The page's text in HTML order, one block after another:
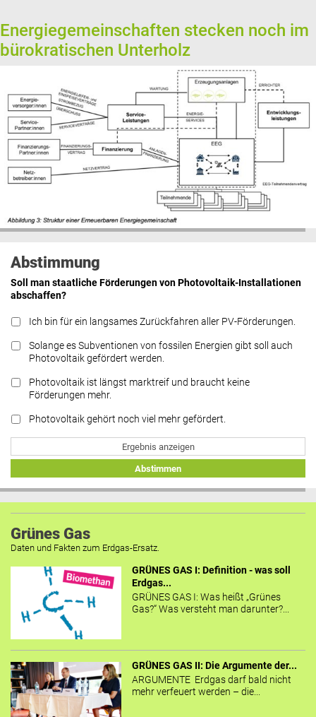
Energiegemeinschaften stecken noch im
bürokratischen Unterholz
Abstimmung
Soll man staatliche Förderungen von Photovoltaik-Installationen
abschaffen?
Ich bin für ein langsames Zurückfahren aller PV-Förderungen.
Solange es Subventionen von fossilen Energien gibt soll auch
Photovoltaik gefördert werden.
Photovoltaik ist längst marktreif und braucht keine
Förderungen mehr.
Photovoltaik gehört noch viel mehr gefördert.
Ergebnis anzeigen
Abstimmen
Grünes Gas
Daten und Fakten zum Erdgas-Ersatz.
GRÜNES GAS I: Definition - was soll
Erdgas...
GRÜNES GAS I: Was heißt „Grünes
Gas?“ Was versteht man darunter?...
GRÜNES GAS II: Die Argumente der...
ARGUMENTE Erdgas darf bald nicht
mehr verfeuert werden – die...